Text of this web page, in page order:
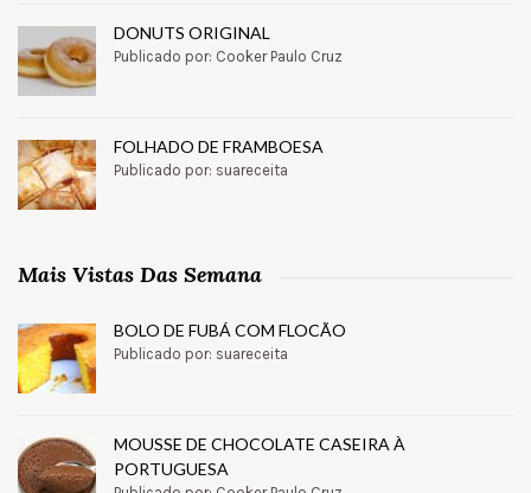
DONUTS ORIGINAL
Publicado por: Cooker Paulo Cruz
FOLHADO DE FRAMBOESA
Publicado por: suareceita
Mais Vistas Das Semana
BOLO DE FUBÁ COM FLOCÃO
Publicado por: suareceita
MOUSSE DE CHOCOLATE CASEIRA À
PORTUGUESA